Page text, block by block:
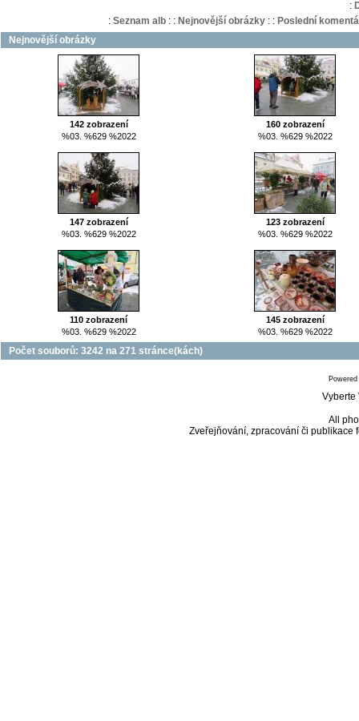
:
: Seznam alb: : Nejnovější obrázky: : Poslední
Nejnovější obrázky
142 zobrazení
%03. %629 %2022
160 zobrazení
%03. %629 %2022
147 zobrazení
%03. %629 %2022
123 zobrazení
%03. %629 %2022
110 zobrazení
%03. %629 %2022
145 zobrazení
%03. %629 %2022
Počet souborů: 3242 na 271 stránce(kách)
Vyberte
All
Zveřejňování, zpracování či publikace